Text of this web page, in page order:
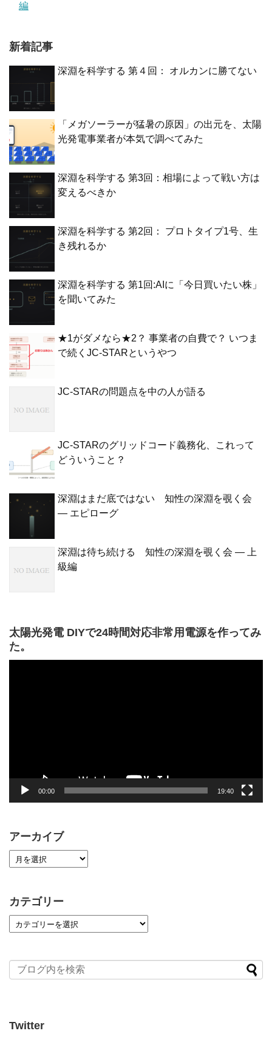
編
新着記事
深淵を科学する 第４回： オルカンに勝てない
「メガソーラーが猛暑の原因」の出元を、太陽
光発電事業者が本気で調べてみた
深淵を科学する 第3回：相場によって戦い方は
変えるべきか
深淵を科学する 第2回： プロトタイプ1号、生
き残れるか
深淵を科学する 第1回:AIに「今日買いたい株」
を聞いてみた
★1がダメなら★2？ 事業者の自費で？ いつま
で続くJC-STARというやつ
JC-STARの問題点を中の人が語る
JC-STARのグリッドコード義務化、これって
どういうこと？
深淵はまだ底ではない 知性の深淵を覗く会
— エピローグ
深淵は待ち続ける 知性の深淵を覗く会 — 上
級編
太陽光発電 DIYで24時間対応非常用電源を作ってみ
た。
00:00 19:40
アーカイブ
カテゴリー
Twitter